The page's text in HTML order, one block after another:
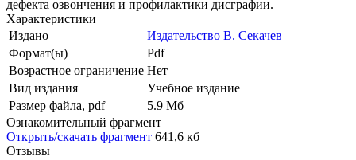
дефекта озвончения и профилактики дисграфии.
Характеристики
Издано
Издательство В. Секачев
Формат(ы)
Pdf
Возрастное ограничение Нет
Вид издания
Учебное издание
Размер файла, pdf
5.9 Mб
Ознакомительный фрагмент
Открыть/скачать фрагмент 641,6 кб
Отзывы